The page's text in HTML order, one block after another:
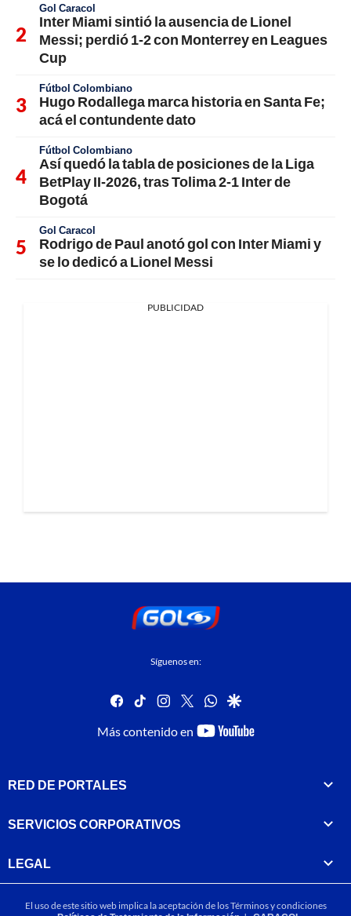
Gol Caracol
Inter Miami sintió la ausencia de Lionel
Messi; perdió 1-2 con Monterrey en Leagues
Cup
Fútbol Colombiano
Hugo Rodallega marca historia en Santa Fe;
acá el contundente dato
Fútbol Colombiano
Así quedó la tabla de posiciones de la Liga
BetPlay II-2026, tras Tolima 2-1 Inter de
Bogotá
Gol Caracol
Rodrigo de Paul anotó gol con Inter Miami y
se lo dedicó a Lionel Messi
PUBLICIDAD
Síguenos en:
facebook
tiktok instagram
twitterwhatsapp
google
Más contenido en
youtube-
RED DE PORTALES
SERVICIOS CORPORATIVOS
LEGAL
El uso de este sitio web implica la aceptación de losTérminos y condiciones